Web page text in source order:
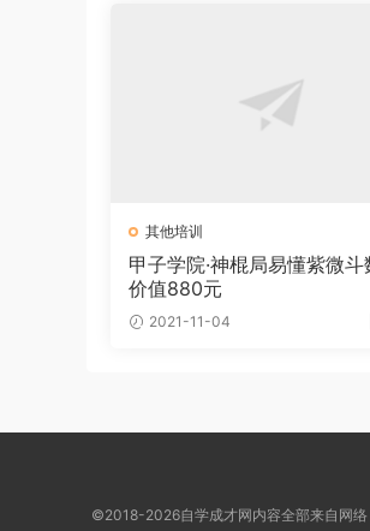
其他培训
甲子学院·神棍局易懂紫微斗
价值880元
2021-11-04
©2018-2026自学成才网内容全部来自网络